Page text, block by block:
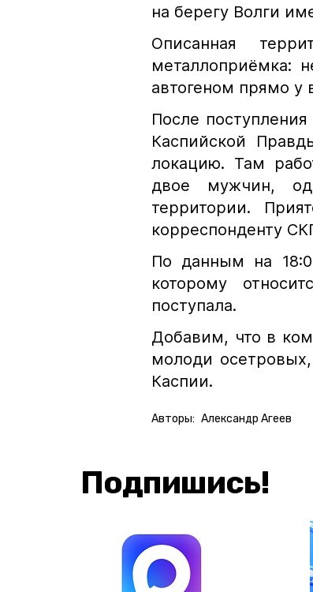
на берегу Волги
Описанная
металлоприёмка:
автогеном прямо у
После
Каспийской
локацию. Там
двое мужчин,
территории.
корреспонденту
По данным на
которому
поступала.
Добавим, что в
молоди
Каспии.
Авторы: Александр Агеев
Подпишись!